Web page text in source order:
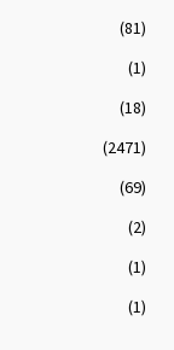
(81)
(1)
(18)
(2471)
(69)
(2)
(1)
(1)